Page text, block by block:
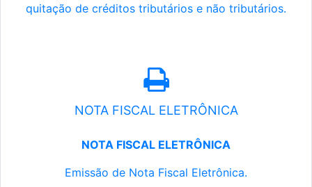
quitação de créditos tributários e não tributários.
NOTA FISCAL ELETRÔNICA
NOTA FISCAL ELETRÔNICA
Emissão de Nota Fiscal Eletrônica.